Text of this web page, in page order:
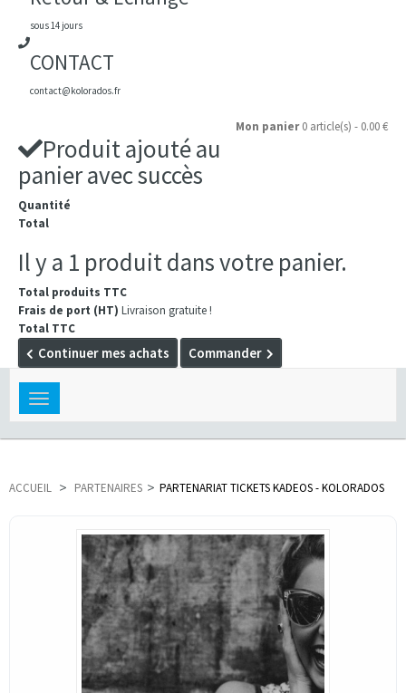
sous 14 jours
CONTACT
contact@kolorados.fr
Mon panier 0 article(s) - 0.00 €
Produit ajouté au
panier avec succès
Quantité
Total
Il y a 1 produit dans votre panier.
Total produits TTC
Frais de port (HT) Livraison gratuite !
Total TTC
Continuer mes achats Commander
Toggle
navigation
ACCUEIL > PARTENAIRES > PARTENARIAT TICKETS KADEOS - KOLORADOS